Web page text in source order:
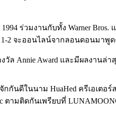
ร่วมงานกับทั้ง Warner Bros.
1-2 จะออนไลน์จากลอนดอนมา
งวัล Annie Award และมีผลงา
กันดีในนาม HuaHed ครีเอเต
มติดกันเพรียบที่